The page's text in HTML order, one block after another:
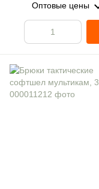
Оптовые цены